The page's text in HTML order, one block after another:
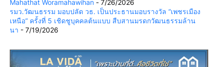
Mahathat Woramahawihan - 7/26/2026
รมว.วัฒนธรรม มอบปลัด วธ. เป็นประธานมอบรางวัล “เพชรเมือง
เหนือ” ครั้งที่ 5 เชิดชูบุคคลต้นแบบ สืบสานมรดกวัฒนธรรมล้าน
นา - 7/19/2026